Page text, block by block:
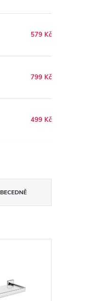
579 Kč
799 Kč
499 Kč